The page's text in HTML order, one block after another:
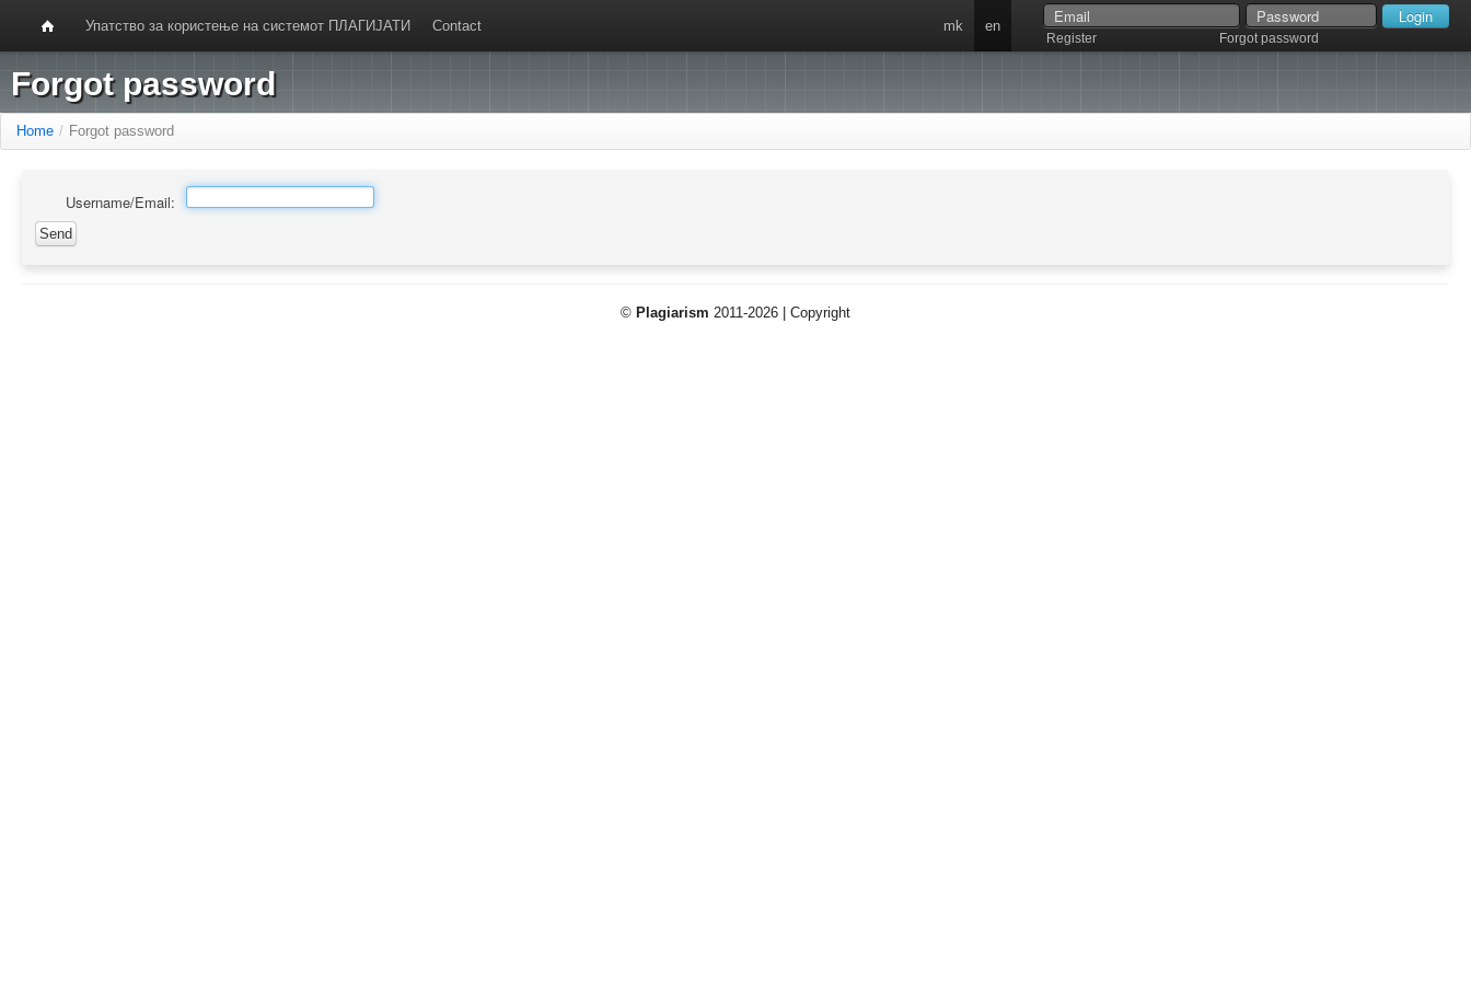
Упатство за користење на системот ПЛАГИЈАТИ Contact
Register Forgot password
mk en
Forgot password
Home / Forgot password
Username/Email:
© Plagiarism 2011-2026 | Copyright